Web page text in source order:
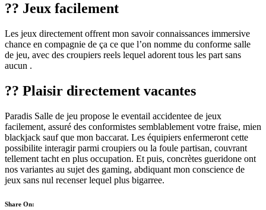
?? Jeux facilement
Les jeux directement offrent mon savoir connaissances immersive
chance en compagnie de ça ce que l’on nomme du conforme salle
de jeu, avec des croupiers reels lequel adorent tous les part sans
aucun .
?? Plaisir directement vacantes
Paradis Salle de jeu propose le eventail accidentee de jeux
facilement, assuré des conformistes semblablement votre fraise, mien
blackjack sauf que mon baccarat. Les équipiers enfermeront cette
possibilite interagir parmi croupiers ou la foule partisan, couvrant
tellement tacht en plus occupation. Et puis, concrètes gueridone ont
nos variantes au sujet des gaming, abdiquant mon conscience de
jeux sans nul recenser lequel plus bigarree.
Share On: